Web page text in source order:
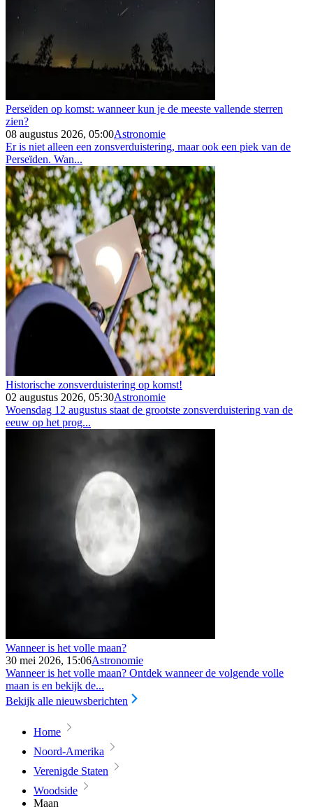
Perseïden op komst: wanneer kun je de meeste vallende sterren
zien?
08 augustus 2026, 05:00Astronomie
Er is niet alleen een zonsverduistering, maar ook een piek van de
Perseïden. Wan...
Historische zonsverduistering op komst!
02 augustus 2026, 05:30Astronomie
Woensdag 12 augustus staat de grootste zonsverduistering van de
eeuw op het prog...
Wanneer is het volle maan?
30 mei 2026, 15:06Astronomie
Wanneer is het volle maan? Ontdek wanneer de volgende volle
maan is en bekijk de...
Bekijk alle nieuwsberichten
Home
Noord-Amerika
Verenigde Staten
Woodside
Maan